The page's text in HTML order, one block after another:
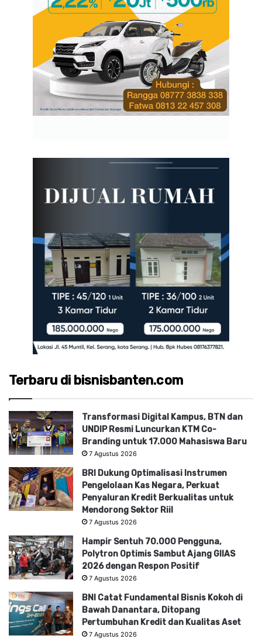
Terbaru di bisnisbanten.com
Transformasi Digital Kampus, BTN dan
UNDIP Resmi Luncurkan KTM Co-
Branding untuk 17.000 Mahasiswa Baru
7 Agustus 2026
BRI Dukung Optimalisasi Instrumen
Pengelolaan Kas Negara, Perkuat
Penyaluran Kredit Berkualitas untuk
Mendorong Sektor Riil
7 Agustus 2026
Hampir Sentuh 70.000 Pengguna,
Polytron Optimis Sambut Ajang GIIAS
2026 dengan Respon Positif
7 Agustus 2026
BNI Catat Fundamental Bisnis Kokoh di
Bawah Danantara, Ditopang
Pertumbuhan Kredit dan Kualitas Aset
7 Agustus 2026